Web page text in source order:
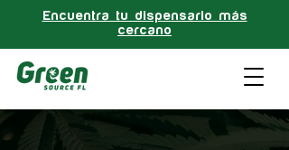
Encuentra tu dispensario más
cercano